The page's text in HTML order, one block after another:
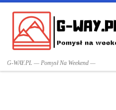
Przejdź do treści
G-WAY.PL — Pomysł Na Weekend —